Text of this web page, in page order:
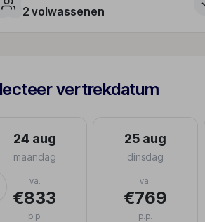
2 volwassenen
vertrekdatum
24 aug
maandag
va.
€833
p.p.
25 aug
dinsdag
va.
€769
p.p.